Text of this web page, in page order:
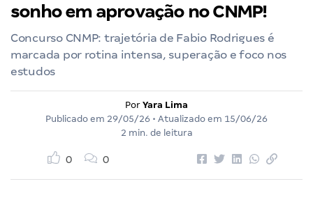
sonho em aprovação no CNMP!
Concurso CNMP: trajetória de Fabio Rodrigues é
marcada por rotina intensa, superação e foco nos
estudos
Por Yara Lima
Publicado em 29/05/26 • Atualizado em 15/06/26
2 min. de leitura
0 0